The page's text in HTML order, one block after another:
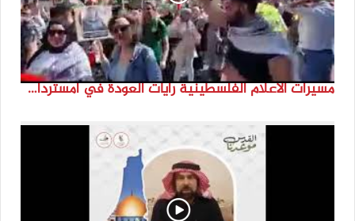
مسيرات الاعلام الفلسطينية رايات العودة في امستردام #النكبة74 #انتماء2022 #القدس_موعدنا